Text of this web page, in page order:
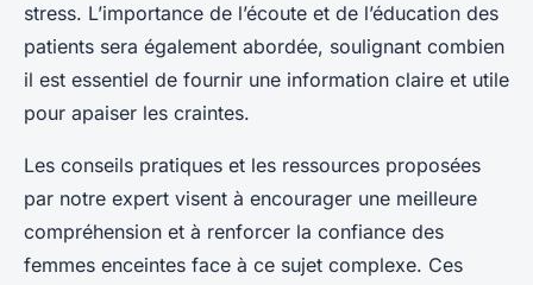
stress. L’importance de l’écoute et de l’éducation des
patients sera également abordée, soulignant combien
il est essentiel de fournir une information claire et utile
pour apaiser les craintes.
Les conseils pratiques et les ressources proposées
par notre expert visent à encourager une meilleure
compréhension et à renforcer la confiance des
femmes enceintes face à ce sujet complexe. Ces